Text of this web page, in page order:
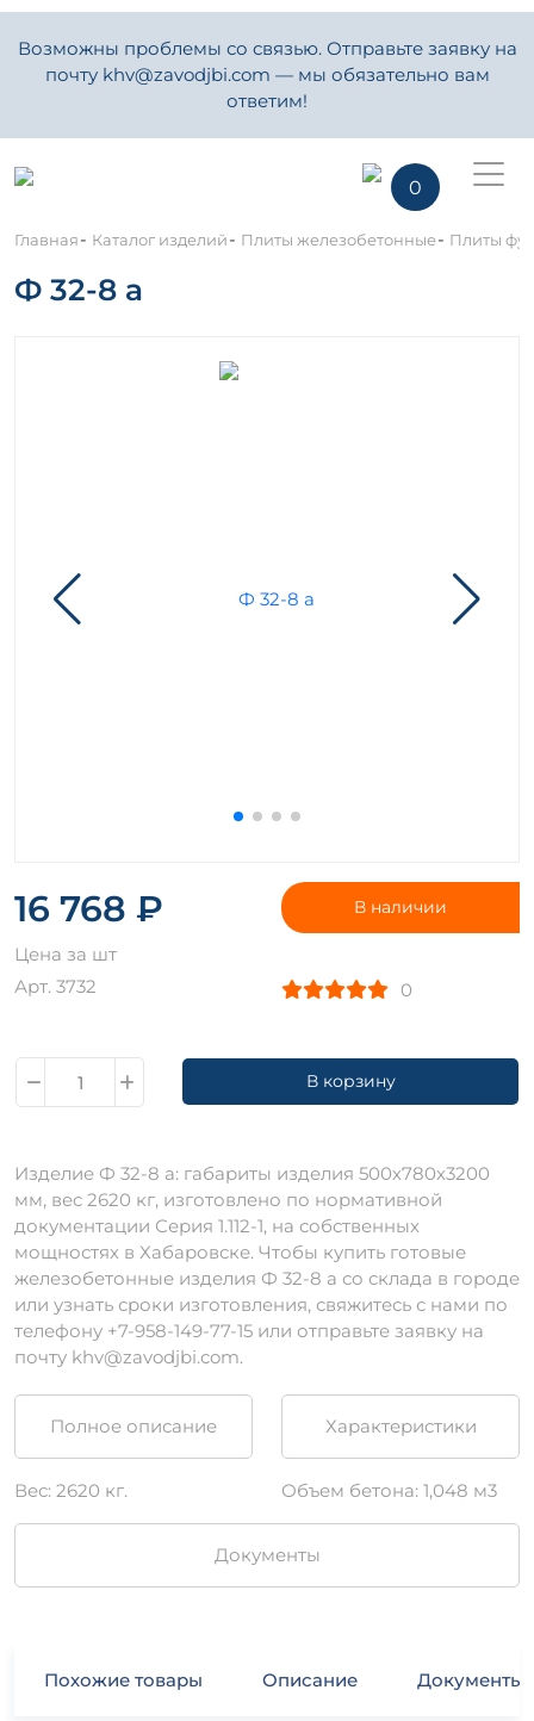
Возможны проблемы со связью. Отправьте заявку на
почту khv@zavodjbi.com — мы обязательно вам
ответим!
0
Главная- Каталог изделий- Плиты железобетонные- Плиты
Ф 32-8 а
16 768 ₽
Цена за шт
Арт. 3732
В наличии
0
В корзину
Изделие Ф 32-8 а: габариты изделия 500х780х3200
мм, вес 2620 кг, изготовлено по нормативной
документации Серия 1.112-1, на собственных
мощностях в Хабаровске. Чтобы купить готовые
железобетонные изделия Ф 32-8 а со склада в городе
или узнать сроки изготовления, свяжитесь с нами по
телефону +7-958-149-77-15 или отправьте заявку на
почту khv@zavodjbi.com.
Полное описание Характеристики
Вес: 2620 кг. Объем бетона: 1,048 м3
Документы
Похожие товары Описание Документы